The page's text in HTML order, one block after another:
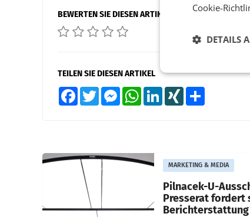
BEWERTEN SIE DIESEN ARTIKEL
TEILEN SIE DIESEN ARTIKEL
FacebookTwitter MessengerWhatsAppLinkedInXING
MARKETING & MEDIA
Pilnacek-U-
Presserat fordert
Berichterstattung
Cookie-
DETAILS